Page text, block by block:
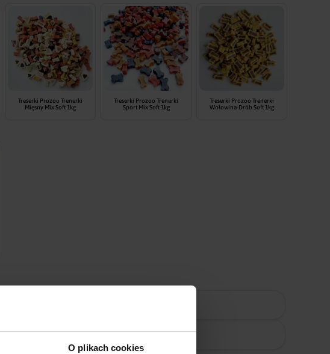
O plikach cookies
Treserki Prozoo Trenerki
Mięsny Mix Soft 1kg
Treserki Prozoo Trenerki
Sport Mix Soft 1kg
Treserki Prozoo Trenerki
Wołowina-Drób Soft 1kg